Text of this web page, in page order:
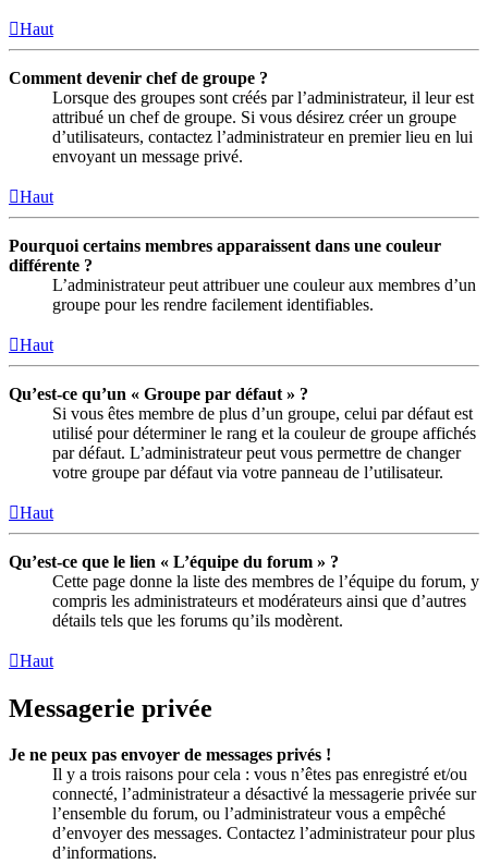
Haut
Comment devenir chef de groupe ?
Lorsque des groupes sont créés par l’administrateur, il leur est
attribué un chef de groupe. Si vous désirez créer un groupe
d’utilisateurs, contactez l’administrateur en premier lieu en lui
envoyant un message privé.
Haut
Pourquoi certains membres apparaissent dans une couleur
différente ?
L’administrateur peut attribuer une couleur aux membres d’un
groupe pour les rendre facilement identifiables.
Haut
Qu’est-ce qu’un « Groupe par défaut » ?
Si vous êtes membre de plus d’un groupe, celui par défaut est
utilisé pour déterminer le rang et la couleur de groupe affichés
par défaut. L’administrateur peut vous permettre de changer
votre groupe par défaut via votre panneau de l’utilisateur.
Haut
Qu’est-ce que le lien « L’équipe du forum » ?
Cette page donne la liste des membres de l’équipe du forum, y
compris les administrateurs et modérateurs ainsi que d’autres
détails tels que les forums qu’ils modèrent.
Haut
Messagerie privée
Je ne peux pas envoyer de messages privés !
Il y a trois raisons pour cela : vous n’êtes pas enregistré et/ou
connecté, l’administrateur a désactivé la messagerie privée sur
l’ensemble du forum, ou l’administrateur vous a empêché
d’envoyer des messages. Contactez l’administrateur pour plus
d’informations.